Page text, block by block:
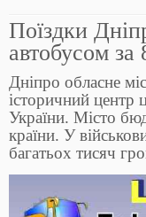
Поїздки
автобусом за
Дніпро обласне
історичний центр
України. Місто
країни. У
багатьох тисяч